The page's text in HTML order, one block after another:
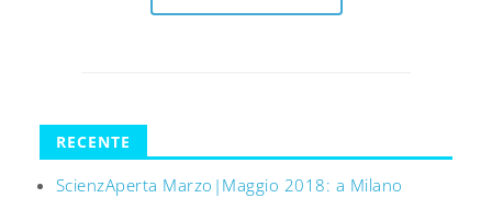
RECENTE
ScienzAperta Marzo|Maggio 2018: a Milano